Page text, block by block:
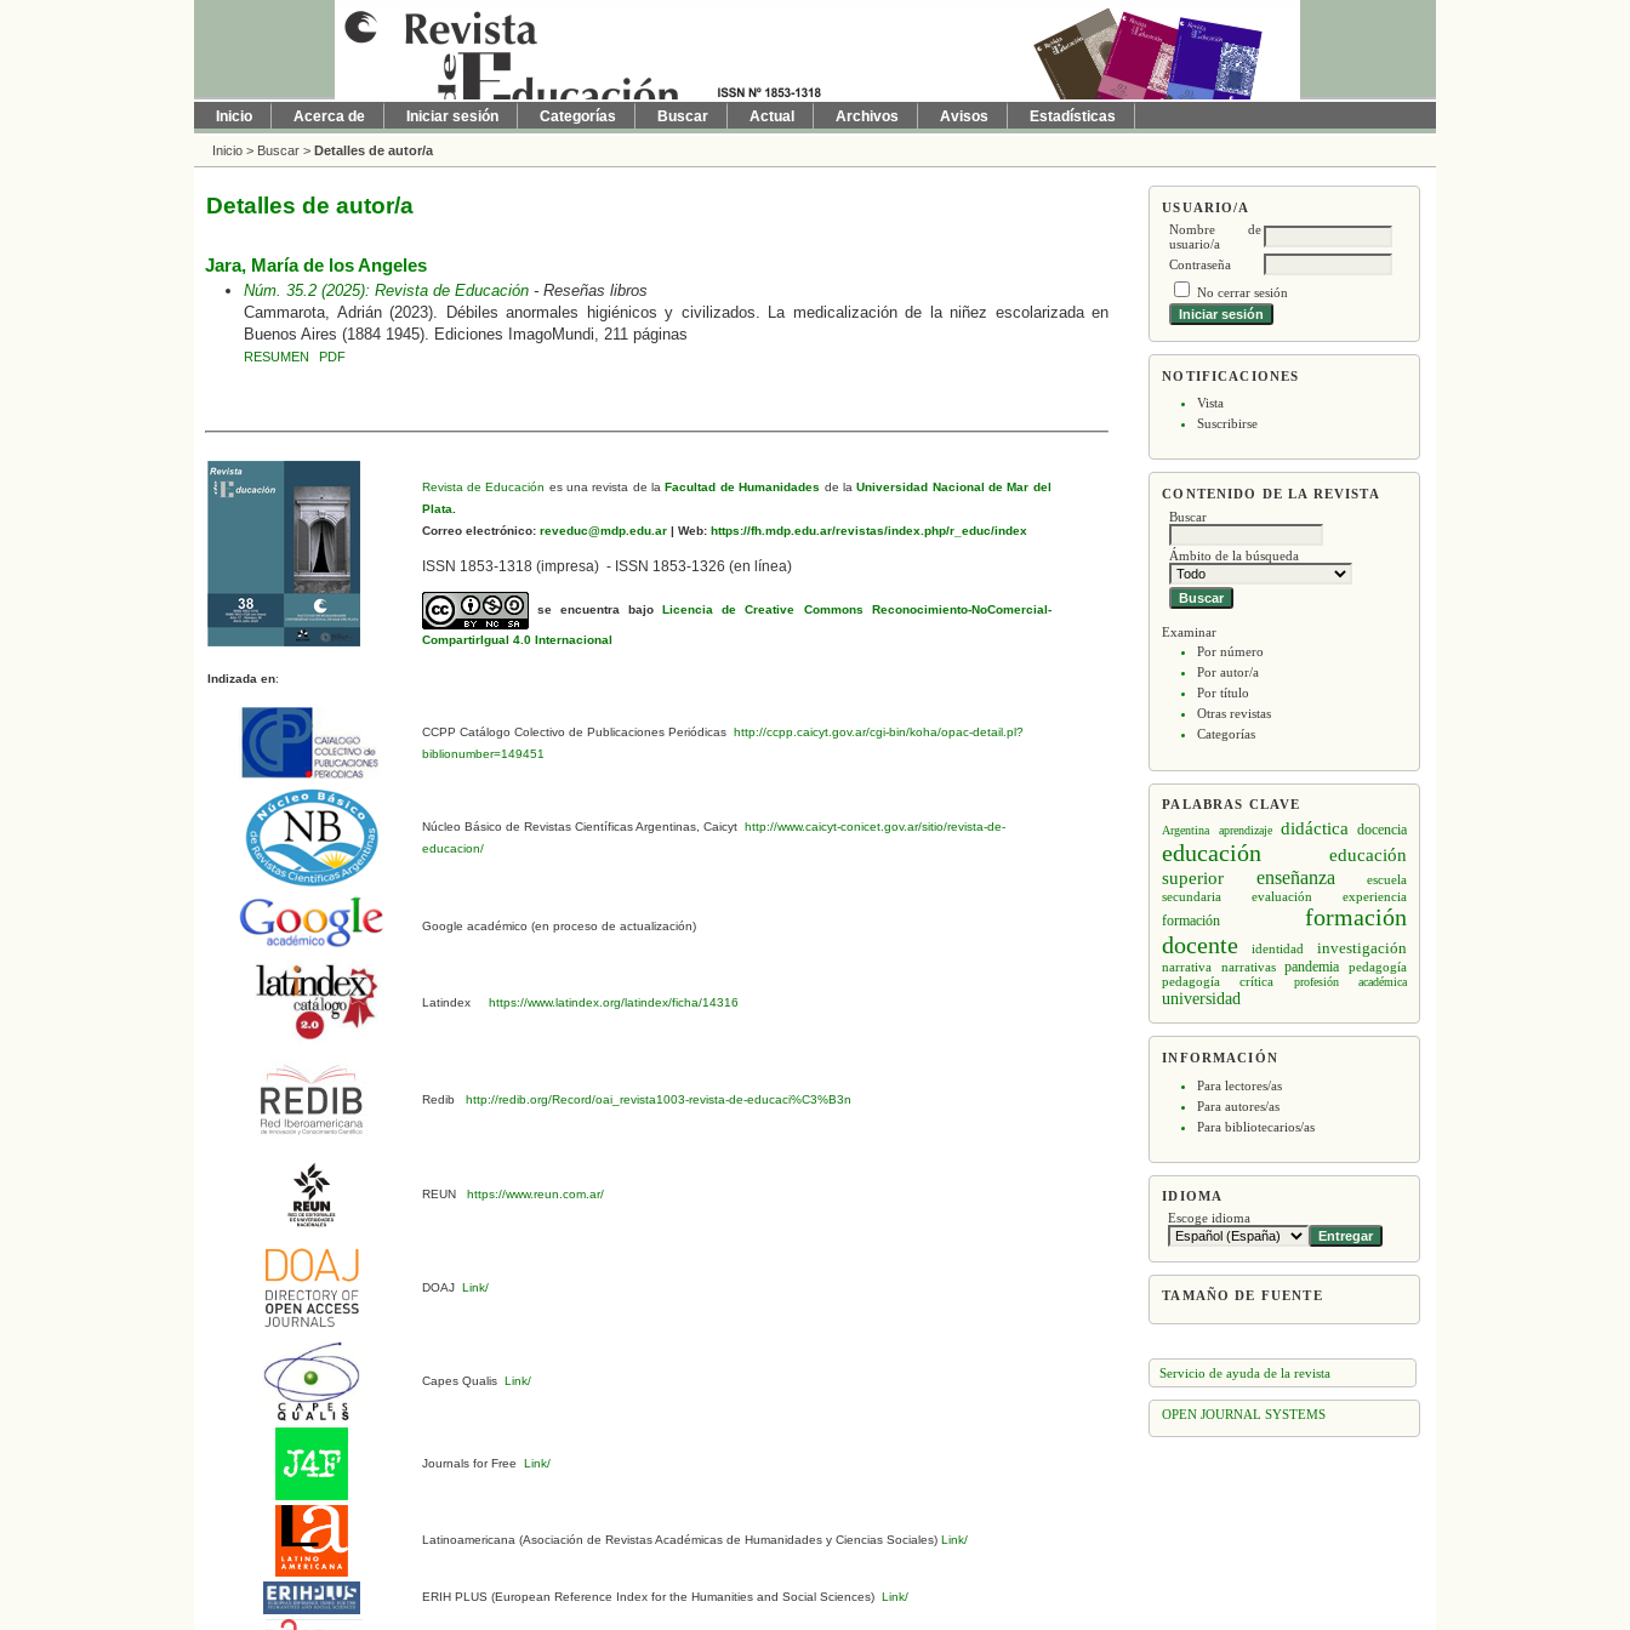
USUARIO/A
Nombre de
usuario/a
Contraseña
No cerrar sesión
NOTIFICACIONES
Vista
Suscribirse
CONTENIDO DE LA REVISTA
Buscar
Ámbito de la búsqueda
Examinar
Por número
Por autor/a
Por título
Otras revistas
Categorías
PALABRAS CLAVE
Argentina aprendizaje didáctica docencia
educación
educación
superior
enseñanza
escuela
secundaria
evaluación
experiencia
formación
formación
docente
identidad investigación
narrativa narrativas pandemia
pedagogía
pedagogía crítica
profesión académica
universidad
INFORMACIÓN
Para lectores/as
Para autores/as
Para bibliotecarios/as
IDIOMA
Escoge idioma
TAMAÑO DE FUENTE
Servicio de ayuda de la revista
OPEN JOURNAL SYSTEMS
Inicio Acerca de Iniciar sesión Categorías Buscar Actual Archivos Avisos Estadísticas
Inicio > Buscar > Detalles de autor/a
Detalles de autor/a
Jara, María de los Angeles
Núm. 35.2 (2025): Revista de Educación - Reseñas libros
Cammarota, Adrián (2023). Débiles anormales higiénicos y civilizados. La medicalización de la niñez escolarizada en
Buenos Aires (1884 1945). Ediciones ImagoMundi, 211 páginas
RESUMEN PDF
Revista de Educación es una revista de la Facultad de Humanidades de la Universidad Nacional de Mar del
Plata
Correo electrónico:reveduc@mdp.edu.ar| Web:https://fh.mdp.edu.ar/revistas/index.php/r_educ/index
ISSN 1853-1318 (impresa) - ISSN 1853-1326 (en línea)
se encuentra bajoLicencia de Creative Commons Reconocimiento-NoComercial-
CompartirIgual 4.0 Internacional
Indizada en:
CCPP Catálogo Colectivo de Publicaciones Periódicas http://ccpp.caicyt.gov.ar/cgi-bin/koha/opac-detail.pl?
biblionumber=149451
Núcleo Básico de Revistas Científicas Argentinas, Caicyt http://www.caicyt-conicet.gov.ar/sitio/revista-de-
educacion/
Google académico (en proceso de actualización)
Latindex https://www.latindex.org/latindex/ficha/14316
Redib http://redib.org/Record/oai_revista1003-revista-de-educaci%C3%B3n
REUN https://www.reun.com.ar/
DOAJ Link/
Capes Qualis Link/
Journals for Free Link/
Latinoamericana (Asociación de Revistas Académicas de Humanidades y Ciencias Sociales)Link/
ERIH PLUS (European Reference Index for the Humanities and Social Sciences) Link/